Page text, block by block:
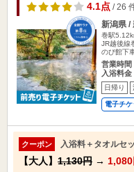
4.1点/ 26
新潟県 /
巻駅
JR越後線
のび館下
営業時間
入浴料金
日帰り
電子チケ
クーポン 入浴料＋タオルセ
【大人】 1,130円 → 1,080